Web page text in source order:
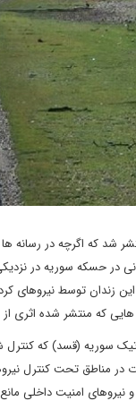
شد که اگرچه در رسانه
هم زده اند. این زندان
که منتشر شده اثری
سوریه (قسد) که کنترل
در مناطق تحت کنترل
و نیروهای امنیت داخلی